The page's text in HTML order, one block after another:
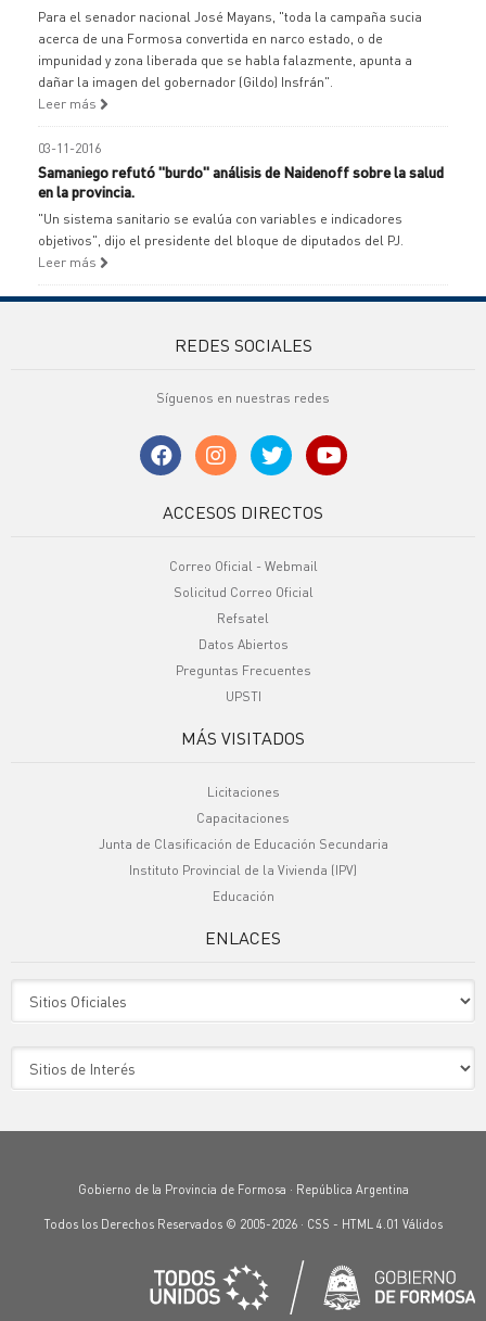
Para el senador nacional José Mayans, "toda la campaña sucia
acerca de una Formosa convertida en narco estado, o de
impunidad y zona liberada que se habla falazmente, apunta a
dañar la imagen del gobernador (Gildo) Insfrán".
Leer más
03-11-2016
Samaniego refutó "burdo" análisis de Naidenoff sobre la salud
en la provincia.
"Un sistema sanitario se evalúa con variables e indicadores
objetivos", dijo el presidente del bloque de diputados del PJ.
Leer más
REDES SOCIALES
Síguenos en nuestras redes
ACCESOS DIRECTOS
Correo Oficial - Webmail
Solicitud Correo Oficial
Refsatel
Datos Abiertos
Preguntas Frecuentes
UPSTI
MÁS VISITADOS
Licitaciones
Capacitaciones
Junta de Clasificación de Educación Secundaria
Instituto Provincial de la Vivienda (IPV)
Educación
ENLACES
Gobierno de la Provincia de Formosa · República Argentina
Todos los Derechos Reservados © 2005-2026 · CSS - HTML 4.01 Válidos